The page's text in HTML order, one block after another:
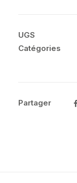
UGS
Catégories
Partager